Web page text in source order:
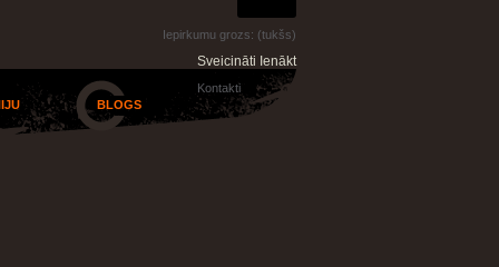
Iepirkumu grozs: (tukšs)
Sveicināti Ienākt
BLOGS
Kontakti